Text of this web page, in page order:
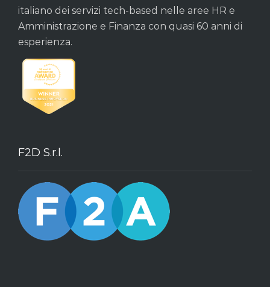
italiano dei servizi tech-based nelle aree HR e
Amministrazione e Finanza con quasi 60 anni di
esperienza.
F2D S.r.l.